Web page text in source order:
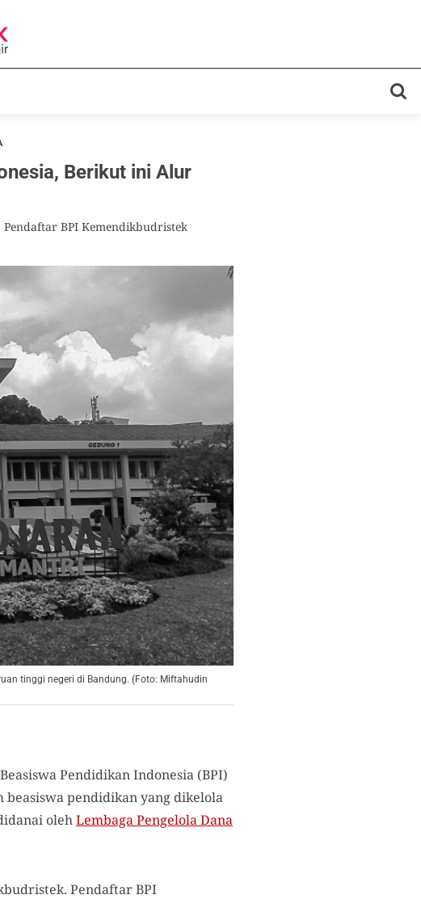
Berikut ini Alur
BPI Kemendikbudristek
tinggi negeri di Bandung. (Foto: Miftahudin
Pendidikan Indonesia (BPI)
pendidikan yang dikelola
olehLembaga Pengelola Dana
Pendaftar BPI